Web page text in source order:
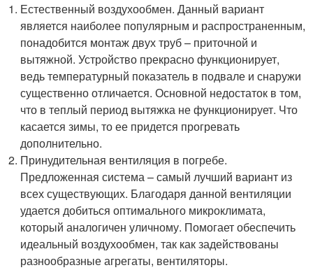
Естественный воздухообмен. Данный вариант
является наиболее популярным и распространенным,
понадобится монтаж двух труб – приточной и
вытяжной. Устройство прекрасно функционирует,
ведь температурный показатель в подвале и снаружи
существенно отличается. Основной недостаток в том,
что в теплый период вытяжка не функционирует. Что
касается зимы, то ее придется прогревать
дополнительно.
Принудительная вентиляция в погребе.
Предложенная система – самый лучший вариант из
всех существующих. Благодаря данной вентиляции
удается добиться оптимального микроклимата,
который аналогичен уличному. Помогает обеспечить
идеальный воздухообмен, так как задействованы
разнообразные агрегаты, вентиляторы.